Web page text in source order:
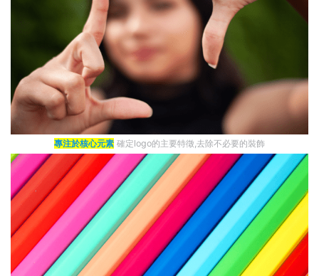
專注於核心元素 確定logo的主要特徵,去除不必要的裝飾